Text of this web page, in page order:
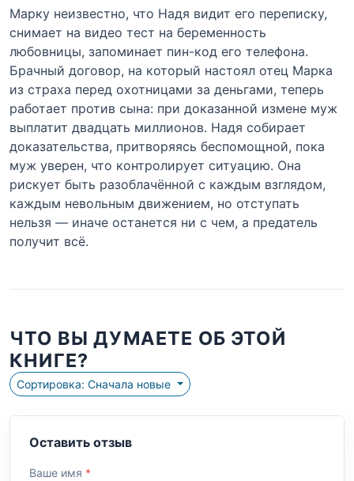
Марку неизвестно, что Надя видит его переписку,
снимает на видео тест на беременность
любовницы, запоминает пин-код его телефона.
Брачный договор, на который настоял отец Марка
из страха перед охотницами за деньгами, теперь
работает против сына: при доказанной измене муж
выплатит двадцать миллионов. Надя собирает
доказательства, притворяясь беспомощной, пока
муж уверен, что контролирует ситуацию. Она
рискует быть разоблачённой с каждым взглядом,
каждым невольным движением, но отступать
нельзя — иначе останется ни с чем, а предатель
получит всё.
ЧТО ВЫ ДУМАЕТЕ ОБ ЭТОЙ
КНИГЕ?
Сортировка: Сначала новые
Оставить отзыв
Ваше имя *